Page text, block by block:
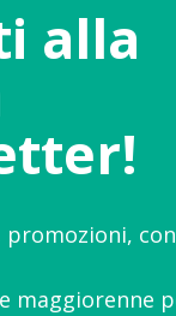
alla
promozioni,
maggiorenne